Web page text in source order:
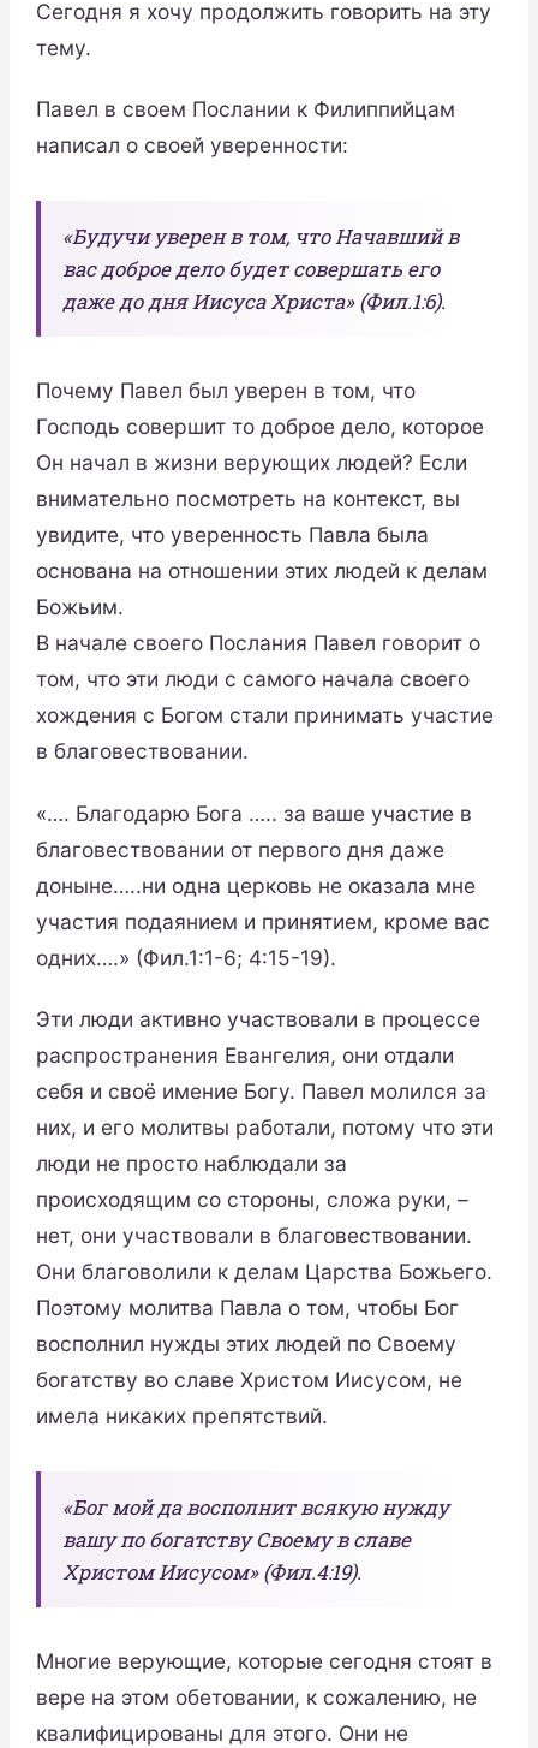
Сегодня я хочу продолжить говорить на эту
тему.
Павел в своем Послании к Филиппийцам
написал о своей уверенности:
«Будучи уверен в том, что Начавший в
вас доброе дело будет совершать его
даже до дня Иисуса Христа» (Фил.1:6).
Почему Павел был уверен в том, что
Господь совершит то доброе дело, которое
Он начал в жизни верующих людей? Если
внимательно посмотреть на контекст, вы
увидите, что уверенность Павла была
основана на отношении этих людей к делам
Божьим.
В начале своего Послания Павел говорит о
том, что эти люди с самого начала своего
хождения с Богом стали принимать участие
в благовествовании.
«…. Благодарю Бога ….. за ваше участие в
благовествовании от первого дня даже
доныне…..ни одна церковь не оказала мне
участия подаянием и принятием, кроме вас
одних….» (Фил.1:1-6; 4:15-19).
Эти люди активно участвовали в процессе
распространения Евангелия, они отдали
себя и своё имение Богу. Павел молился за
них, и его молитвы работали, потому что эти
люди не просто наблюдали за
происходящим со стороны, сложа руки, –
нет, они участвовали в благовествовании.
Они благоволили к делам Царства Божьего.
Поэтому молитва Павла о том, чтобы Бог
восполнил нужды этих людей по Своему
богатству во славе Христом Иисусом, не
имела никаких препятствий.
«Бог мой да восполнит всякую нужду
вашу по богатству Своему в славе
Христом Иисусом» (Фил.4:19).
Многие верующие, которые сегодня стоят в
вере на этом обетовании, к сожалению, не
квалифицированы для этого. Они не